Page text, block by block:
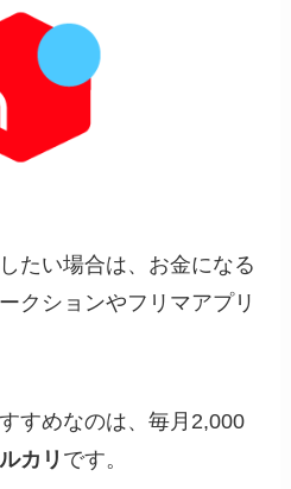
たい場合は、お金になる
クションやフリマアプリ
すめなのは、毎月2,000
カリ です。